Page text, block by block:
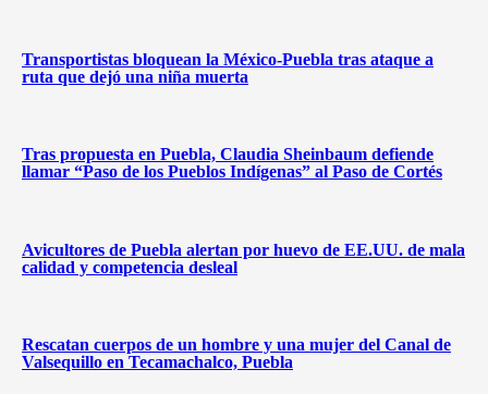
Transportistas bloquean la México-Puebla tras ataque a
ruta que dejó una niña muerta
Tras propuesta en Puebla, Claudia Sheinbaum defiende
llamar “Paso de los Pueblos Indígenas” al Paso de Cortés
Avicultores de Puebla alertan por huevo de EE.UU. de mala
calidad y competencia desleal
Rescatan cuerpos de un hombre y una mujer del Canal de
Valsequillo en Tecamachalco, Puebla